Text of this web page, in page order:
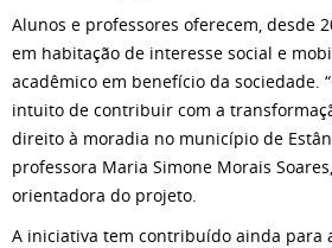
Alunos e professores oferecem, desde
em habitação de interesse social e
acadêmico em benefício da sociedade.
intuito de contribuir com a
direito à moradia no município de
professora Maria Simone Morais
orientadora do projeto.
A iniciativa tem contribuído ainda para